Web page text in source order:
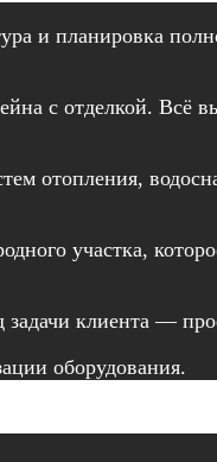
и планировка
с отделкой. Всё
отопления,
участка,
клиента —
оборудования.